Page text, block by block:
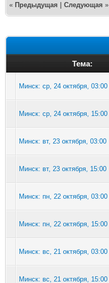
« Предыдущая Следующая »
Тема:
Минск: ср, 24 октября, 03:00
Минск: ср, 24 октября, 15:00
Минск: вт, 23 октября, 03:00
Минск: вт, 23 октября, 15:00
Минск: пн, 22 октября, 03:00
Минск: пн, 22 октября, 15:00
Минск: вс, 21 октября, 03:00
Минск: вс, 21 октября, 15:00